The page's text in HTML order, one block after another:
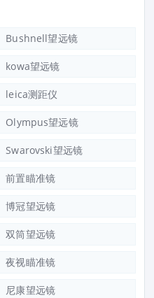
Bushnell望远镜
kowa望远镜
leica测距仪
Olympus望远镜
Swarovski望远镜
前置瞄准镜
博冠望远镜
双筒望远镜
夜视瞄准镜
尼康望远镜